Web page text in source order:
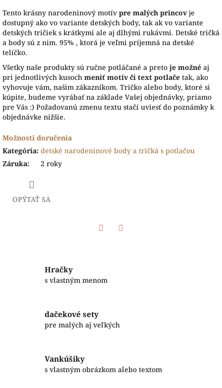
Tento krásny narodeninový motív pre malých princovje
dostupný ako vo variante detských body, tak ak vo variante
detských tričiek s krátkymi ale aj dlhými rukávmi. Detské tričká
a body sú z nim. 95% , ktorá je veľmi príjemná na detské
telíčko.
Všetky naše produkty sú ručne potláčané a preto je možné aj
pri jednotlivých kusoch meniť motív či text potlače tak, ako
vyhovuje vám, našim zákazníkom. Tričko alebo body, ktoré si
kúpite, budeme vyrábať na základe Vašej objednávky, priamo
pre Vás :) Požadovanú zmenu textu stačí uviesť do poznámky k
objednávke nižšie.
Možnosti doručenia
Kategória: detské narodeninové body a tričká s potlačou
Záruka: 2 roky
OPÝTAŤ SA
Hračky
s vlastným menom
dačekové sety
pre malých aj veľkých
Vankúšiky
s vlastným obrázkom alebo textom